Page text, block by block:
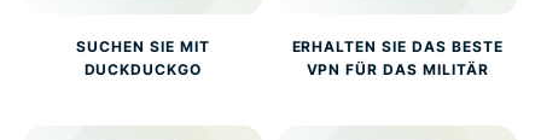
SUCHEN SIE MIT
DUCKDUCKGO
ERHALTEN SIE DAS BESTE
VPN FÜR DAS MILITÄR